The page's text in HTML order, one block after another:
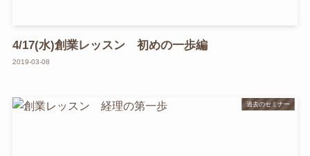
4/17(水)創業レッスン 初めの一歩編
2019-03-08
過去のセミナー